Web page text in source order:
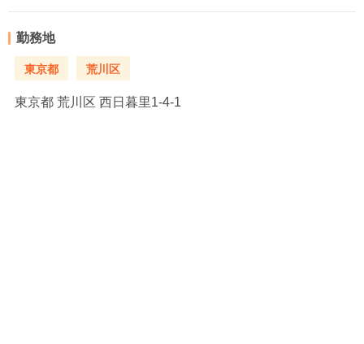
勤務地
東京都 荒川区
東京都 荒川区 西日暮里1-4-1